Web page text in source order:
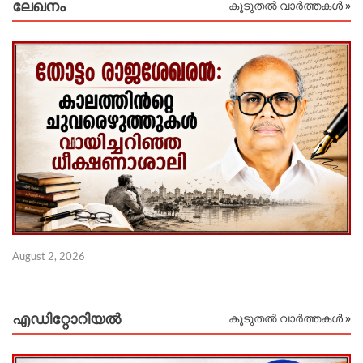
ലേഖനം കൂടുതൽ വാർത്തകൾ »
August 2, 2026
എഡിറ്റോറിയല്‍ കൂടുതൽ വാർത്തകൾ »